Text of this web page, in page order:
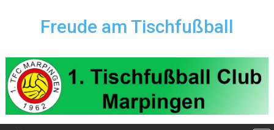
Freude am Tischfußball